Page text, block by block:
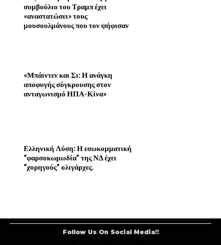
συμβούλιο του Τραμπ έχει
«αναστατώσει» τους
μουσουλμάνους που τον ψήφισαν
«Μπάιντεν και Σι: Η ανάγκη
αποφυγής σύγκρουσης στον
ανταγωνισμό ΗΠΑ-Κίνα»
Ελληνική Λύση: Η εσωκομματική
“φαρσοκωμωδία” της ΝΔ έχει
“χορηγούς” ολιγάρχες.
Follow Us On Social Media!!